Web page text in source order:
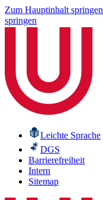
Zum Hauptinhalt springen
springen
Leichte Sprache
DGS
Barrierefreiheit
Intern
Sitemap